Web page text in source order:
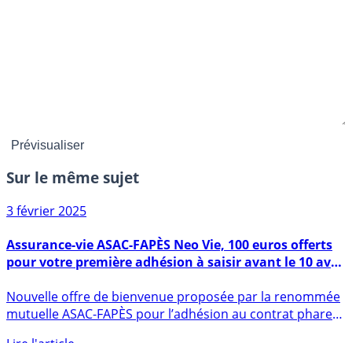
Sur le même sujet
Assurance-vie ASAC-FAPÈS Neo Vie, 100 euros offerts
2025
Nouvelle offre de bienvenue proposée par la renommée
mutuelle ASAC-FAPÈS pour l’adhésion au contrat phare